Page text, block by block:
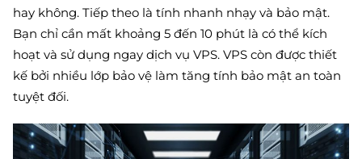
hay không. Tiếp theo là tính nhanh nhạy và bảo mật.
Bạn chỉ cần mất khoảng 5 đến 10 phút là có thể kích
hoạt và sử dụng ngay dịch vụ VPS. VPS còn được thiết
kế bởi nhiều lớp bảo vệ làm tăng tính bảo mật an toàn
tuyệt đối.